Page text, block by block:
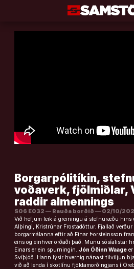
Borgarpólitíkin,
voðaverk, fjölmiðlar,
raddir almennings
S06 E032 — Rauða borðið — 02/10/
Við hefjum leik á greiningu á stefnuræðu hins
Alþingi, Kristrúnar Frostadóttur. Fjallað
borgarmálanna eftir að Einar Þorsteinsson
eins og einhver orðaði það. Munu sósíalistar
Einars er ein spurningin. Jón Óðinn Waage
Svíþjóð. Hann lýsir hvernig nánast tilviljun
við að lenda í skotlínu fjöldamorðingjans í